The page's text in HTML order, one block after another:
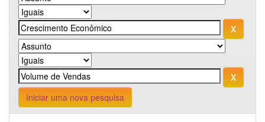
Iniciar uma nova pesquisa